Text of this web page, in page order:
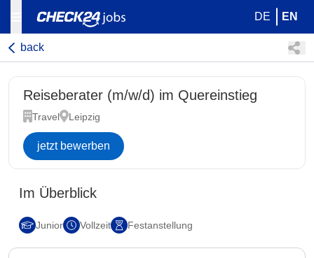
DE EN
back
Reiseberater (m/w/d) im Quereinstieg
Travel Leipzig
jetzt bewerben
Im Überblick
Junior Vollzeit Festanstellung